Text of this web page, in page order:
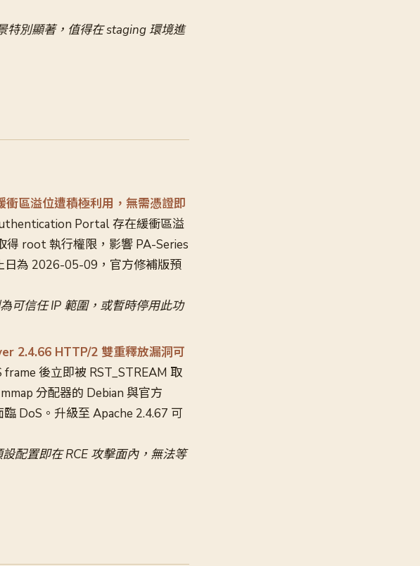
特別顯著，值得在 staging 環境進
區溢位遭積極利用，無需憑證即
Portal 存在緩衝區溢
得 root 執行權限，影響 PA-Series
日為 2026-05-09，官方修補版預
可信任 IP 範圍，或暫時停用此功
2.4.66 HTTP/2 雙重釋放漏洞可
後立即被 RST_STREAM 取
分配器的 Debian 與官方
DoS。升級至 Apache 2.4.67 可
配置即在 RCE 攻擊面內，無法等